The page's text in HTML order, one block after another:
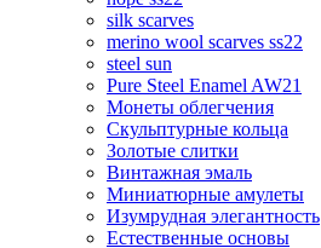
silk scarves
merino wool scarves ss22
steel sun
Pure Steel Enamel AW21
Монеты облегчения
Скульптурные кольца
Золотые слитки
Винтажная эмаль
Миниатюрные амулеты
Изумрудная элегантность
Естественные основы